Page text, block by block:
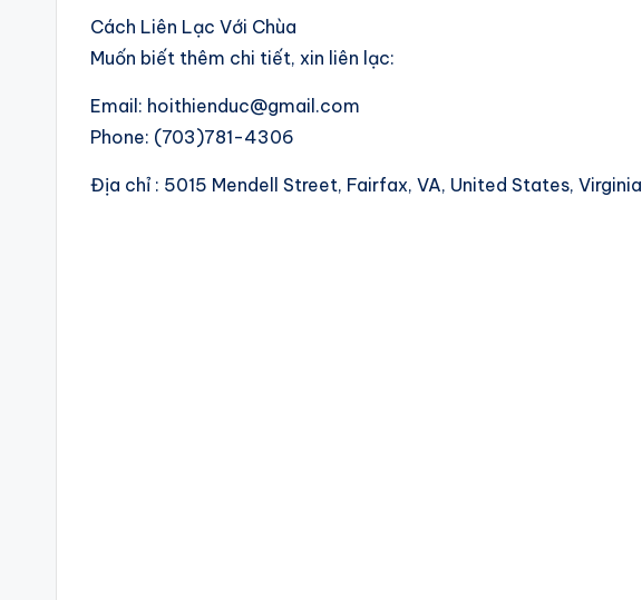
Cách Liên Lạc Với Chùa
Muốn biết thêm chi tiết, xin liên lạc:
Email: hoithienduc@gmail.com
Phone: (703)781-4306
Địa chỉ : 5015 Mendell Street, Fairfax, VA, United States, Virginia